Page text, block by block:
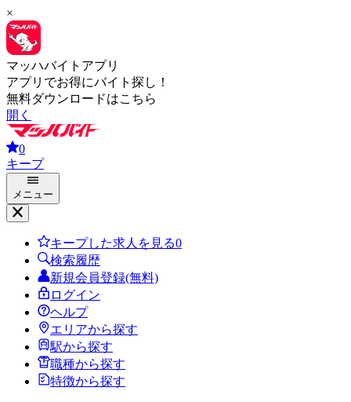
×
マッハバイトアプリ
アプリでお得にバイト探し！
無料ダウンロードはこちら
開く
0
キープ
メニュー
キープした求人を見る0
検索履歴
新規会員登録(無料)
ログイン
ヘルプ
エリアから探す
駅から探す
職種から探す
特徴から探す